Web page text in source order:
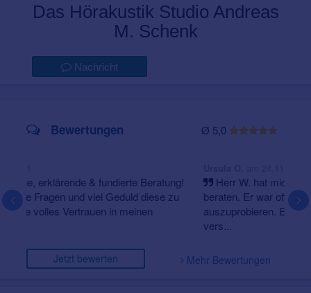
Das Hörakustik Studio Andreas
M. Schenk
Nachricht
Ø 5,0
Bewertungen
Herr W. hat mich kompetent, freundlich, geduldig
beraten. Er war offen für alle Fragen bereit mit mir
auszuprobieren. Er hat Zeit gelassen, damit ich mit
Jetzt bewerten Mehr Bewertungen